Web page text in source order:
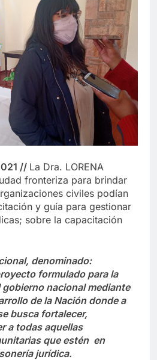
// La Dra. LORENA
fronteriza para brindar
civiles podían
y guía para gestionar
sobre la capacitación
denominado:
formulado para la
nacional mediante
de la Nación donde a
busca fortalecer,
a todas aquellas
que estén en
jurídica.